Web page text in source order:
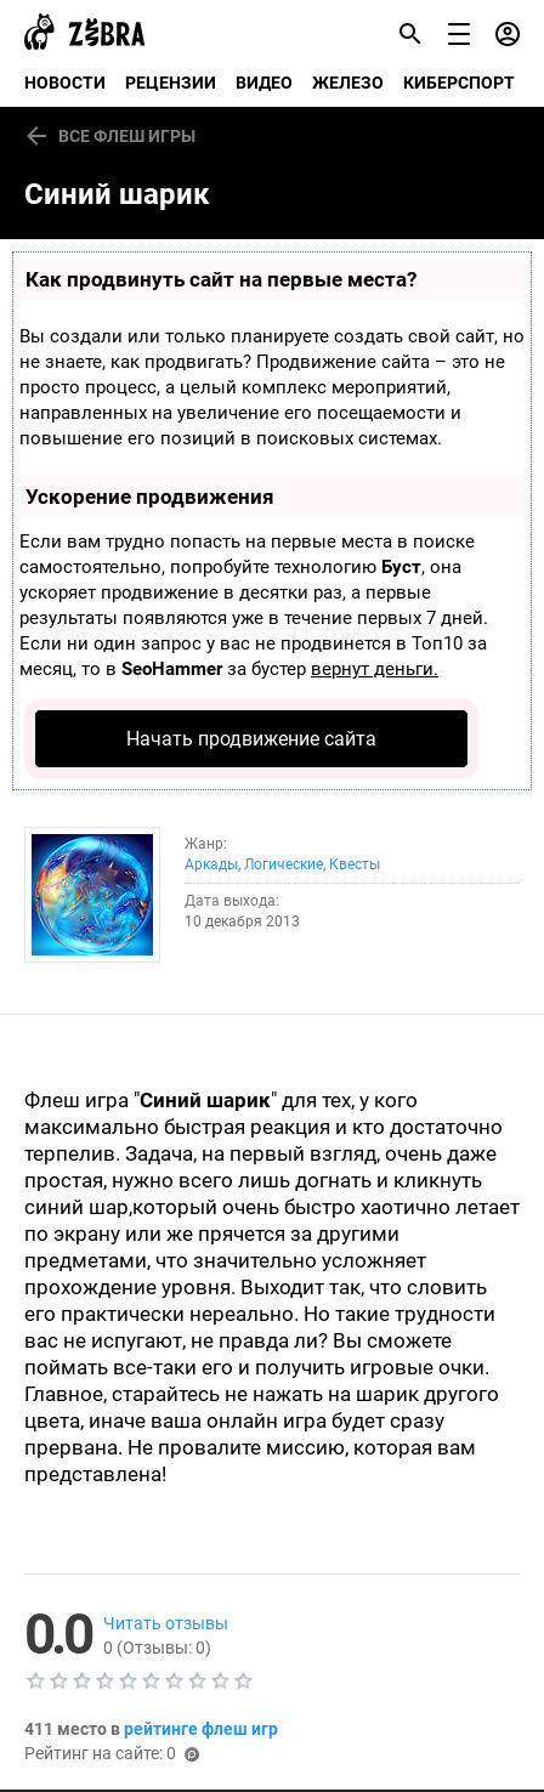
НОВОСТИ РЕЦЕНЗИИ ВИДЕО ЖЕЛЕЗО КИБЕРСПОРТ
ВСЕ ФЛЕШ ИГРЫ
Синий шарик
Как продвинуть сайт на первые места?
Вы создали или только планируете создать свой сайт, но
не знаете, как продвигать? Продвижение сайта – это не
просто процесс, а целый комплекс мероприятий,
направленных на увеличение его посещаемости и
повышение его позиций в поисковых системах.
Ускорение продвижения
Если вам трудно попасть на первые места в поиске
самостоятельно, попробуйте технологию Буст, она
ускоряет продвижение в десятки раз, а первые
результаты появляются уже в течение первых 7 дней.
Если ни один запрос у вас не продвинется в Топ10 за
месяц, то в SeoHammerза бустер вернут деньги.
Начать продвижение сайта
Жанр:
Аркады, Логические, Квесты
Дата выхода:
10 декабря 2013
Флеш игра "Синий шарик" для тех, у кого
максимально быстрая реакция и кто достаточно
терпелив. Задача, на первый взгляд, очень даже
простая, нужно всего лишь догнать и кликнуть
синий шар,который очень быстро хаотично летает
по экрану или же прячется за другими
предметами, что значительно усложняет
прохождение уровня. Выходит так, что словить
его практически нереально. Но такие трудности
вас не испугают, не правда ли? Вы сможете
поймать все-таки его и получить игровые очки.
Главное, старайтесь не нажать на шарик другого
цвета, иначе ваша онлайн игра будет сразу
прервана. Не провалите миссию, которая вам
представлена!
0.0
Читать отзывы
0 (Отзывы:0)
е
к
у
411 место врейтинге флеш игр
Рейтинг на сайте: 0